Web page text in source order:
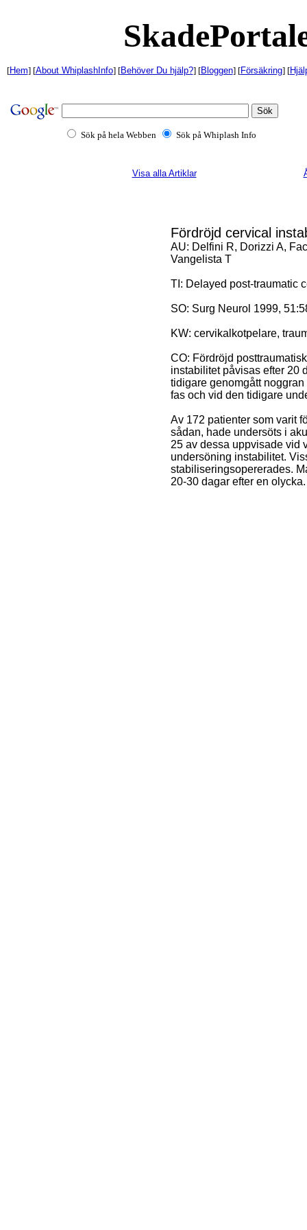
[Hem] [About WhiplashInfo] [Behöver Du hjälp?] [Bloggen] [Försäkring] [
Sök på hela Webben Sök på Whiplash Info
Visa alla Artiklar
Fördröjd cervical
AU: Delfini R, Dorizzi A,
Vangelista T
TI: Delayed post-traumatic
SO: Surg Neurol 1999,
KW: cervikalkotpelare,
CO: Fördröjd
instabilitet påvisas efter 20
tidigare genomgått
fas och vid den tidigare
Av 172 patienter som varit
sådan, hade undersöts i
25 av dessa uppvisade vid
undersöning instabilitet.
stabiliseringsopererades.
20-30 dagar efter en olycka.